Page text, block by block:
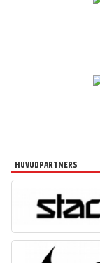
HUVUDPARTNERS